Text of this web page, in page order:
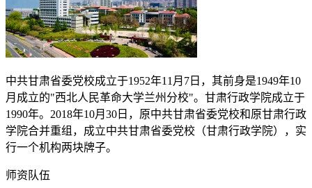
中共甘肃省委党校成立于1952年11月 7 日，其前身是1949年10
月成立的"西北人民革命大学兰州分校"。甘肃行政学院成立于
1990年。 2018年10月 30 日，原中共甘肃省委党校和原甘肃行政
学院合并重组，成立中共甘肃省委党校（甘肃行政学院），实
行一个机构两块牌子。
师资队伍